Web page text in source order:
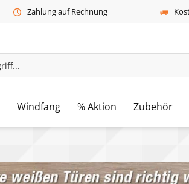
Zahlung auf Rechnung
Windfang % Aktion Zubehör